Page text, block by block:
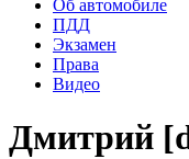
Об автомобиле
ПДД
Экзамен
Права
Видео
Дмитрий